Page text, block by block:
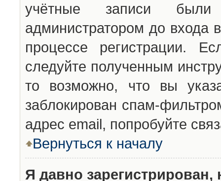
учётные записи были
администратором до входа
процессе регистрации.
следуйте полученным
то возможно, что вы
заблокирован спам-
адрес email, попробуйте
Вернуться к началу
Я давно